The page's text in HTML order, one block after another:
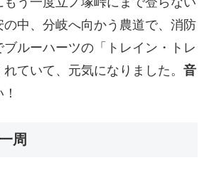
の中、分岐へ向かう農道で、消防
ブルーハーツの「トレイン・トレ
ていて、元気になりました。 音
周